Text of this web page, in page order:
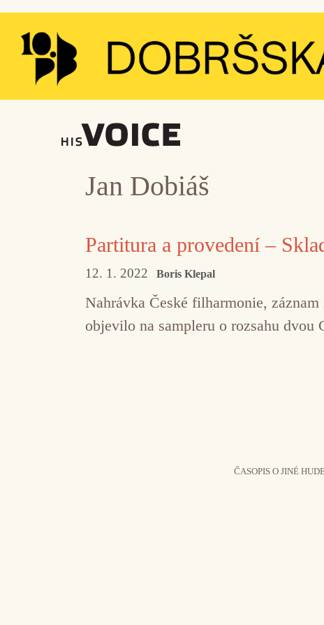
Přeskočit
obsah
Jan Dobiáš
Partitura a provedení –
12. 1. 2022 Boris Klepal
Nahrávka České filharmonie,
objevilo na sampleru o rozsahu
ČASOPIS O JINÉ